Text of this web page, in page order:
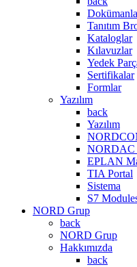
Tanıtım
Kataloglar
Kılavuzlar
Yedek
Sertifikalar
Formlar
Yazılım
back
Yazılım
NORDAC
EPLAN
TIA Portal
Sistema
S7
NORD Grup
back
NORD Grup
Hakkımızda
back